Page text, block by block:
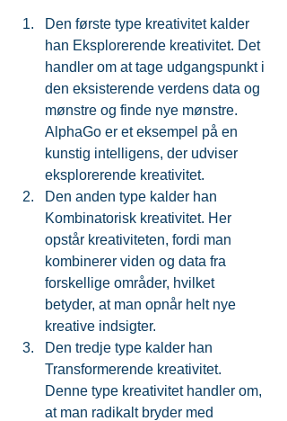
Den første type kreativitet kalder
han Eksplorerende kreativitet. Det
handler om at tage udgangspunkt i
den eksisterende verdens data og
mønstre og finde nye mønstre.
AlphaGo er et eksempel på en
kunstig intelligens, der udviser
eksplorerende kreativitet.
Den anden type kalder han
Kombinatorisk kreativitet. Her
opstår kreativiteten, fordi man
kombinerer viden og data fra
forskellige områder, hvilket
betyder, at man opnår helt nye
kreative indsigter.
Den tredje type kalder han
Transformerende kreativitet.
Denne type kreativitet handler om,
at man radikalt bryder med